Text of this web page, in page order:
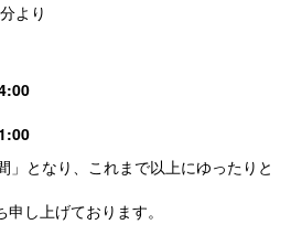
より
」となり、これまで以上にゆったりと
し上げております。